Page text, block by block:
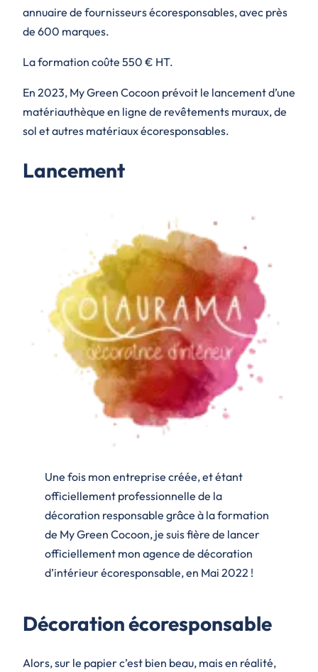
annuaire de fournisseurs écoresponsables, avec près
de 600 marques.
La formation coûte 550 € HT.
En 2023, My Green Cocoon prévoit le lancement d’une
matériauthèque en ligne de revêtements muraux, de
sol et autres matériaux écoresponsables.
Lancement
Une fois mon entreprise créée, et étant
officiellement professionnelle de la
décoration responsable grâce à la formation
de My Green Cocoon, je suis fière de lancer
officiellement mon agence de décoration
d’intérieur écoresponsable, en Mai 2022 !
Décoration écoresponsable
Alors, sur le papier c’est bien beau, mais en réalité,